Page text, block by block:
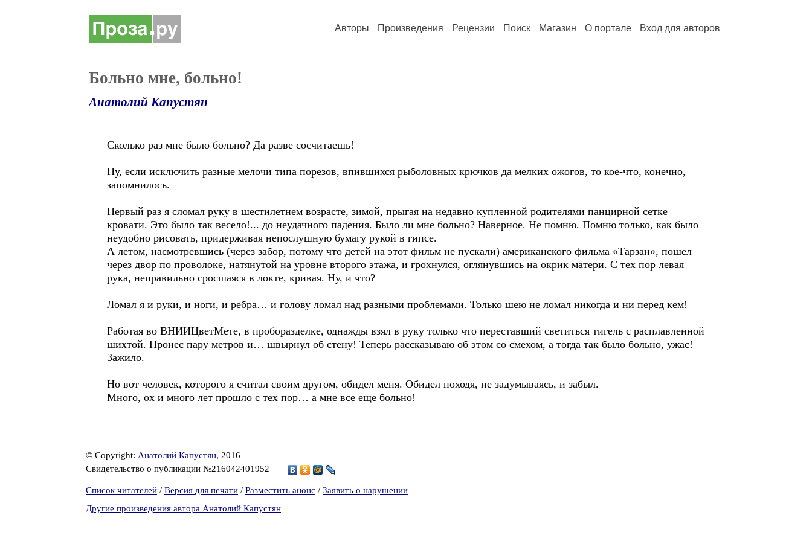
Авторы Произведения Рецензии Поиск Магазин О портале Вход для авторов
Больно мне, больно!
Анатолий Капустян
Сколько раз мне было больно? Да разве сосчитаешь!
Ну, если исключить разные мелочи типа порезов, впившихся рыболовных крючков да мелких ожогов, то кое-что, конечно,
запомнилось.
Первый раз я сломал руку в шестилетнем возрасте, зимой, прыгая на недавно купленной родителями панцирной сетке
кровати. Это было так весело!... до неудачного падения. Было ли мне больно? Наверное. Не помню. Помню только, как было
неудобно рисовать, придерживая непослушную бумагу рукой в гипсе.
А летом, насмотревшись (через забор, потому что детей на этот фильм не пускали) американского фильма «Тарзан», пошел
через двор по проволоке, натянутой на уровне второго этажа, и грохнулся, оглянувшись на окрик матери. С тех пор левая
рука, неправильно сросшаяся в локте, кривая. Ну, и что?
Ломал я и руки, и ноги, и ребра… и голову ломал над разными проблемами. Только шею не ломал никогда и ни перед кем!
Работая во ВНИИЦветМете, в проборазделке, однажды взял в руку только что переставший светиться тигель с расплавленной
шихтой. Пронес пару метров и… швырнул об стену! Теперь рассказываю об этом со смехом, а тогда так было больно, ужас!
Зажило.
Но вот человек, которого я считал своим другом, обидел меня. Обидел походя, не задумываясь, и забыл.
Много, ох и много лет прошло с тех пор… а мне все еще больно!
© Copyright: Анатолий Капустян, 2016
Свидетельство о публикации №216042401952
Список читателей / Версия для печати / Разместить анонс / Заявить о нарушении
Другие произведения автора Анатолий Капустян